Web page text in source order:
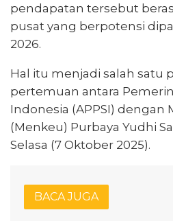
pendapatan tersebut
pusat yang berpotensi
2026.
Hal itu menjadi salah satu
pertemuan antara
Indonesia (APPSI) dengan
(Menkeu) Purbaya Yudhi
Selasa (7 Oktober 2025).
BACA JUGA